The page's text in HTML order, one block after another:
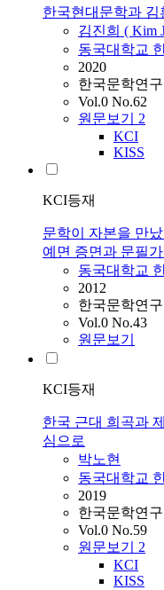
한국현대문학과
김진희 ( Kim
동국대학교
2020
한국문학연구
Vol.0 No.62
원문보기 2
KCI
KISS
KCI등재
문학이 자본을 만
예면 증면과 문필
동국대학교
2012
한국문학연구
Vol.0 No.43
원문보기
KCI등재
한국 근대 희곡과
심으로
박노현
동국대학교
2019
한국문학연구
Vol.0 No.59
원문보기 2
KCI
KISS